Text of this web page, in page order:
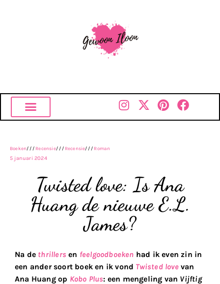
Boeken/// Recensie/// Recensie/// Roman
5 januari 2024
Twisted love: Is Ana
Huang de nieuwe E.L.
James?
Na de thrillers en feelgoodboeken had ik even zin in
een ander soort boek en ik vond Twisted lovevan
Ana Huang op Kobo Plus: een mengeling van Vijftig